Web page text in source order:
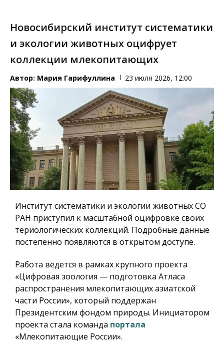
Новосибирский институт систематики
и экологии животных оцифрует
коллекции млекопитающих
Автор: Мария Гарифуллина 23 июля 2026, 12:00
Институт систематики и экологии животных СО
РАН приступил к масштабной оцифровке своих
териологических коллекций. Подробные данные
постепенно появляются в открытом доступе.
Работа ведется в рамках крупного проекта
«Цифровая зоология — подготовка Атласа
распространения млекопитающих азиатской
части России», который поддержан
Президентским фондом природы. Инициатором
проекта стала команда портала
«Млекопитающие России».